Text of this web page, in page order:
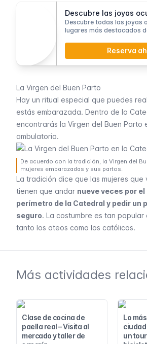
Descubre todas las joyas
lugares más destacados
Reserva
La Virgen del Buen Parto
Hay un ritual especial que puedes
estás embarazada. Dentro de la
encontrarás la Virgen del Buen Parto
ambulatorio.
De acuerdo con la tradición, la Virgen del
mujeres embarazadas y sus partos.
La tradición dice que las mujeres que
tienen que andar nueve veces por
perímetro de la Catedral y pedir un
seguro. La costumbre es tan
tanto los ateos como los católicos.
Más actividades
Clase de cocina de
paella real – Visita al
mercado y taller de
Lo
ciudad
un